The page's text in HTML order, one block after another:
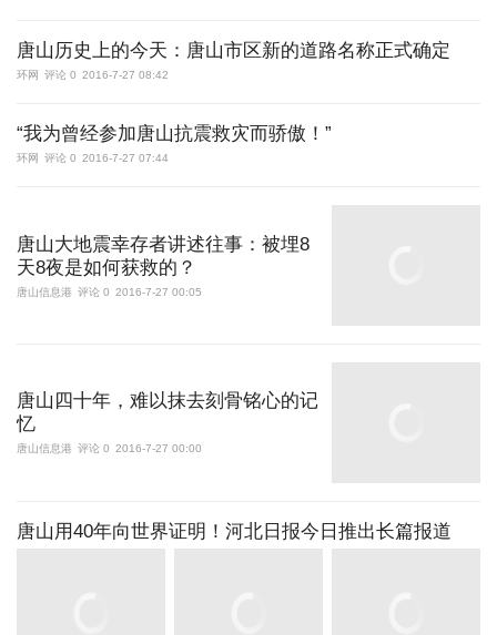
唐山历史上的今天：唐山市区新的道路名称正式确定
环网 评论 0 2016-7-27 08:42
“我为曾经参加唐山抗震救灾而骄傲！”
环网 评论 0 2016-7-27 07:44
唐山大地震幸存者讲述往事：被埋8
天8夜是如何获救的？
唐山信息港 评论 0 2016-7-27 00:05
唐山四十年，难以抹去刻骨铭心的记
忆
唐山信息港 评论 0 2016-7-27 00:00
唐山用40年向世界证明！河北日报今日推出长篇报道